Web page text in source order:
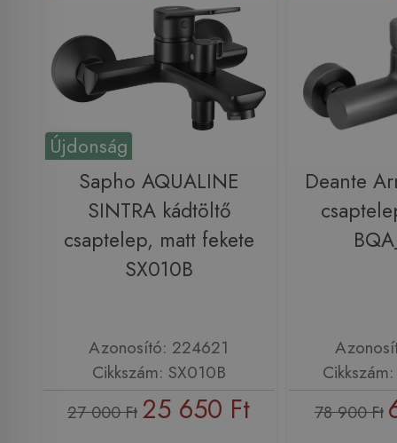
Újdonság
Sapho AQUALINE
SINTRA kádtöltő
csaptelep, matt fekete
SX010B
Azonosító: 224621
Cikkszám: SX010B
27 000 Ft 25 650 Ft
Deante
78 900 Ft